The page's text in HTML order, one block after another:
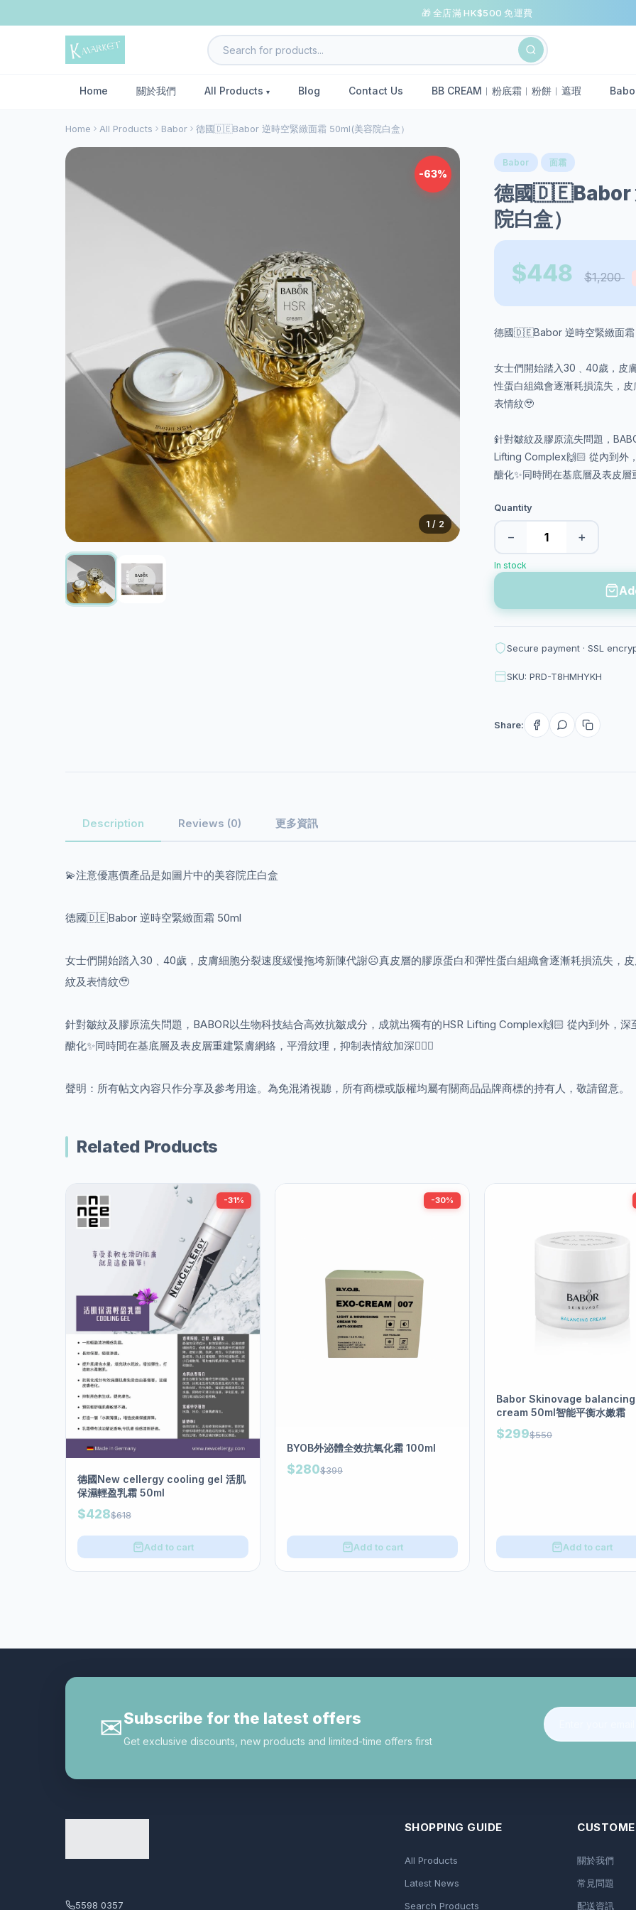
🎁 全店滿 HK$500 免運費
Home 關於我們 All Products Blog Contact Us BB CREAM︱粉底霜︱粉餅︱遮瑕
Home All Products Babor 德國🇩🇪Babor 逆時空緊緻面霜 50ml(美容院白盒）
-63%
1 / 2
Babor 面霜
德國🇩🇪Babor
院白盒）
$448 $1,200
德國🇩🇪Babor 逆時空緊緻面霜
女士們開始踏入30﹑40歲，皮
性蛋白組織會逐漸耗損流失，
表情紋🥹
針對皺紋及膠原流失問題，
Lifting Complex🙌🏻 從內到外
醣化✨同時間在基底層及表皮層
Quantity
− +
In stock
Secure payment · SSL
SKU: PRD-T8HMHYKH
Share:
Description Reviews (0) 更多資訊
💫注意優惠價產品是如圖片中的美容院庄白盒
德國🇩🇪Babor 逆時空緊緻面霜 50ml
女士們開始踏入30﹑40歲，皮膚細胞分裂速度緩慢拖垮新陳代謝☹️真皮層的膠原蛋白和彈性蛋白組織會逐漸耗損流失，
紋及表情紋🥹
針對皺紋及膠原流失問題，BABOR以生物科技結合高效抗皺成分，成就出獨有的HSR Lifting Complex🙌🏻 從內到外，
醣化✨同時間在基底層及表皮層重建緊膚網絡，平滑紋理，抑制表情紋加深🧏🏻‍♀️
聲明：所有帖文內容只作分享及參考用途。為免混淆視聽，所有商標或版權均屬有關商品品牌商標的持有人，敬請留意。
Related Products
-31%
德國New cellergy cooling gel 活肌
保濕輕盈乳霜 50ml
$428$618
Add to cart
-30%
BYOB外泌體全效抗氧化霜 100ml
$280$399
Add to cart
Babor Skinovage balancing
cream 50ml智能平衡水嫩霜
$299$550
Add to cart
✉Subscribe for the latest offers
Get exclusive discounts, new products and limited-time offers first
5598 0357
SHOPPING GUIDE
All Products
Latest News
Search Products
關於我們
常見問題
配送資訊